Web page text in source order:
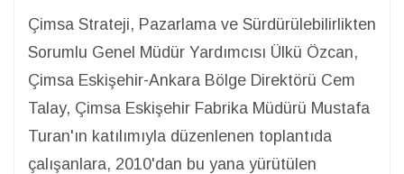
Çimsa Strateji, Pazarlama ve Sürdürülebilirlikten
Sorumlu Genel Müdür Yardımcısı Ülkü Özcan,
Çimsa Eskişehir-Ankara Bölge Direktörü Cem
Talay, Çimsa Eskişehir Fabrika Müdürü Mustafa
Turan'ın katılımıyla düzenlenen toplantıda
çalışanlara, 2010'dan bu yana yürütülen